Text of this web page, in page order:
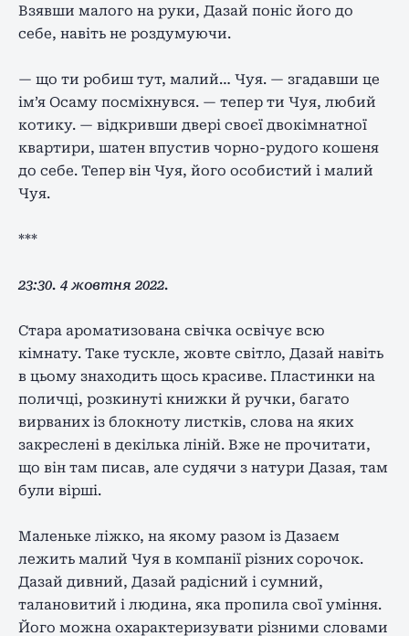
Взявши малого на руки, Дазай поніс його до
себе, навіть не роздумуючи.
— що ти робиш тут, малий… Чуя. — згадавши це
ім’я Осаму посміхнувся. — тепер ти Чуя, любий
котику. — відкривши двері своєї двокімнатної
квартири, шатен впустив чорно-рудого кошеня
до себе. Тепер він Чуя, його особистий і малий
Чуя.
***
23:30. 4 жовтня 2022.
Стара ароматизована свічка освічує всю
кімнату. Таке тускле, жовте світло, Дазай навіть
в цьому знаходить щось красиве. Пластинки на
поличці, розкинуті книжки й ручки, багато
вирваних із блокноту листків, слова на яких
закреслені в декілька ліній. Вже не прочитати,
що він там писав, але судячи з натури Дазая, там
були вірші.
Маленьке ліжко, на якому разом із Дазаєм
лежить малий Чуя в компанії різних сорочок.
Дазай дивний, Дазай радісний і сумний,
талановитий і людина, яка пропила свої уміння.
Його можна охарактеризувати різними словами